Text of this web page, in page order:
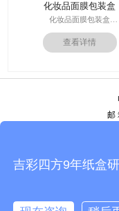
化妆品面膜包装盒
化妆品面膜包装盒
材料：金银卡纸，特种纸
工艺：uv，击凸，烫金
价格：根据材质及工艺、数
作日
查看详情
邮
吉彩四方9年纸盒